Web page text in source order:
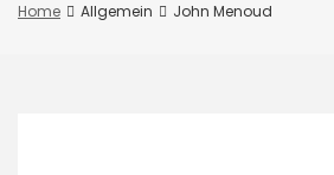
Home Allgemein John Menoud